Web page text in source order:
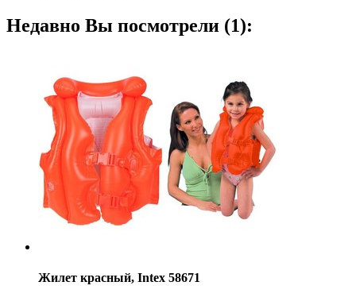
Недавно Вы посмотрели (1):
Жилет красный, Intex 58671